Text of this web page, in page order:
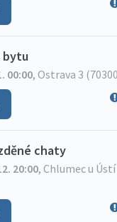
bytu
00:00, Ostrava 3
chaty
20:00, Chlumec u